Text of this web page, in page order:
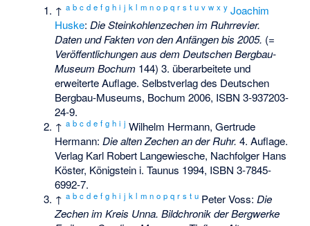
↑a b c d e f g h i j k l m n o p q r s t u v w x y Joachim
Huske:Die Steinkohlenzechen im Ruhrrevier.
Daten und Fakten von den Anfängen bis 2005. (=
Veröffentlichungen aus dem Deutschen Bergbau-
Museum Bochum 144) 3. überarbeitete und
erweiterte Auflage. Selbstverlag des Deutschen
Bergbau-Museums, Bochum 2006, ISBN 3-937203-
24-9.
↑a b c d e f g h i j Wilhelm Hermann, Gertrude
Hermann:Die alten Zechen an der Ruhr. 4. Auflage.
Verlag Karl Robert Langewiesche, Nachfolger Hans
Köster, Königstein i. Taunus 1994, ISBN 3-7845-
6992-7.
↑a b c d e f g h i j k l m n o p q r s t u Peter Voss:Die
Zechen im Kreis Unna. Bildchronik der Bergwerke